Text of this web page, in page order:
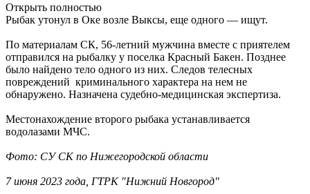
Открыть полностью
Рыбак утонул в Оке возле Выксы, еще одного — ищут.
По материалам СК, 56-летний мужчина вместе с приятелем
отправился на рыбалку у поселка Красный Бакен. Позднее
было найдено тело одного из них. Следов телесных
повреждений криминального характера на нем не
обнаружено. Назначена судебно-медицинская экспертиза.
Местонахождение второго рыбака устанавливается
водолазами МЧС.
Фото: СУ СК по Нижегородской области
7 июня 2023 года, ГТРК "Нижний Новгород"